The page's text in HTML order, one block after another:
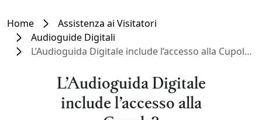
Home
Assistenza ai Visitatori
Audioguide Digitali
L’Audioguida Digitale include l’accesso alla Cupola?
L’Audioguida Digitale
include l’accesso alla